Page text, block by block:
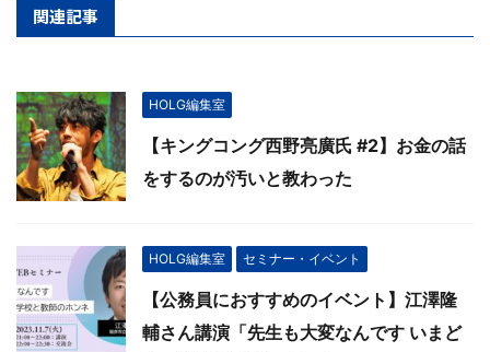
関連記事
HOLG編集室
【キングコング西野亮廣氏 #2】お金の話
をするのが汚いと教わった
HOLG編集室 セミナー・イベント
【公務員におすすめのイベント】江澤隆
輔さん講演「先生も大変なんです いまど